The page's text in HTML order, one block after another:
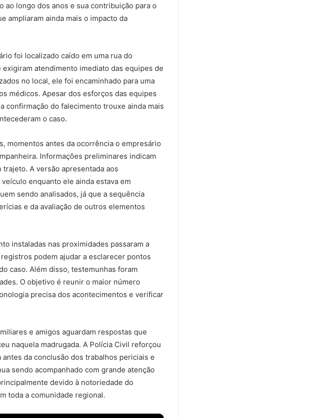
longo dos anos e sua contribuição para o
ampliaram ainda mais o impacto da
foi localizado caído em uma rua do
atendimento imediato das equipes de
no local, ele foi encaminhado para uma
médicos. Apesar dos esforços das equipes
confirmação do falecimento trouxe ainda mais
o caso.
momentos antes da ocorrência o empresário
Informações preliminares indicam
A versão apresentada aos
enquanto ele ainda estava em
sendo analisados, já que a sequência
e da avaliação de outros elementos
instaladas nas proximidades passaram a
podem ajudar a esclarecer pontos
caso. Além disso, testemunhas foram
O objetivo é reunir o maior número
precisa dos acontecimentos e verificar
e amigos aguardam respostas que
naquela madrugada. A Polícia Civil reforçou
da conclusão dos trabalhos periciais e
sendo acompanhado com grande atenção
devido à notoriedade do
toda a comunidade regional.